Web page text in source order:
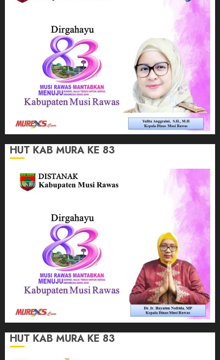
HUT KAB MURA KE 83
HUT KAB MURA KE 83